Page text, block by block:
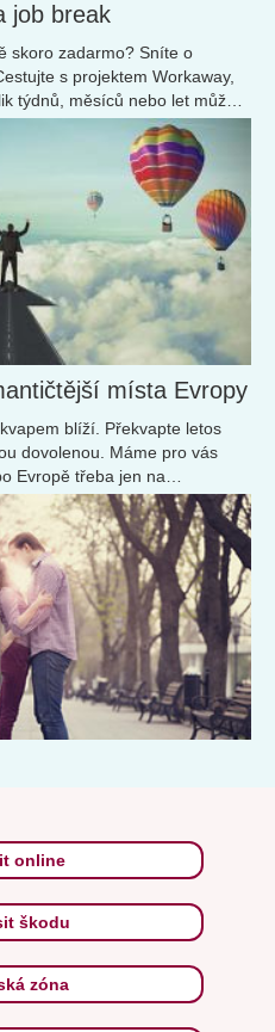
job break
skoro zadarmo? Sníte o
s projektem Workaway,
týdnů, měsíců nebo let můžete
místa Evropy
blíží. Překvapte letos
dovolenou. Máme pro vás
Evropě třeba jen na
online
škodu
zóna